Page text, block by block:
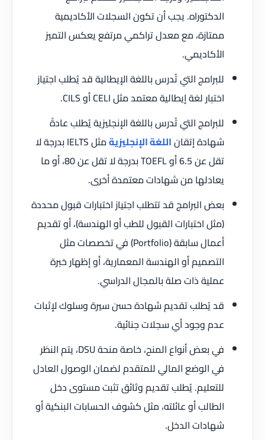
الدكتوراه. يجب أن تكون السجلات الأكاديمية
ممتازة، مع معدل تراكمي مرتفع يعكس التميز
الأكاديمي.
للبرامج التي تُدرس باللغة الإيطالية قد يُطلب اجتياز
اختبار لغة إيطالية معتمد مثل CELI أو CILS.
للبرامج التي تُدرس باللغة الإنجليزية يُطلب عادةً
شهادة إتقاناللغة الإنجليزية
مثل IELTS بدرجة لا
تقل عن 6.5 أو TOEFL بدرجة لا تقل عن 80، أو ما
يعادلها من شهادات معتمدة أخرى.
بعض البرامج قد تتطلب اجتياز اختبارات قبول محددة
(مثل اختبارات القبول للطب أو الهندسة)، أو تقديم
أعمال سابقة (Portfolio) في تخصصات مثل
التصميم أو الهندسة المعمارية، أو إظهار خبرة
عملية ذات صلة بالمجال الدراسي.
قد يُطلب تقديم شهادة حسن سيرة وسلوك لإثبات
عدم وجود أي سجلات جنائية.
في بعض أنواع المنح، خاصة منحة DSU، يتم النظر
في الوضع المالي للمتقدم لضمان الوصول العادل
للتعليم. يُطلب تقديم وثائق تثبت مستوى دخل
الطالب أو عائلته، مثل كشوف الحسابات البنكية أو
شهادات الدخل.